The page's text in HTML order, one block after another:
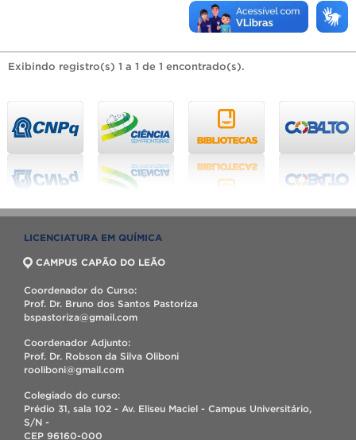
Exibindo registro(s) 1 a 1 de 1 encontrado(s).
LICENCIATURA EM QUÍMICA
CAMPUS CAPÃO DO LEÃO
Coordenador do Curso:
Prof. Dr. Bruno dos Santos Pastoriza
bspastoriza@gmail.com
Coordenador Adjunto:
Prof. Dr. Robson da Silva Oliboni
rooliboni@gmail.com
Colegiado do curso:
Prédio 31, sala 102 - Av. Eliseu Maciel - Campus Universitário,
S/N -
CEP 96160-000